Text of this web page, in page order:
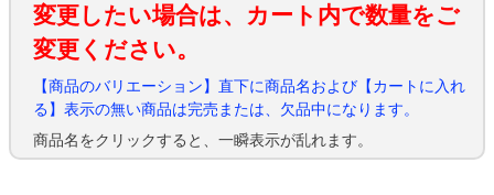
変更したい場合は、カート内で数量をご
変更ください。
【商品のバリエーション】直下に商品名および【カートに入れ
る】表示の無い商品は完売または、欠品中になります。
商品名をクリックすると、一瞬表示が乱れます。